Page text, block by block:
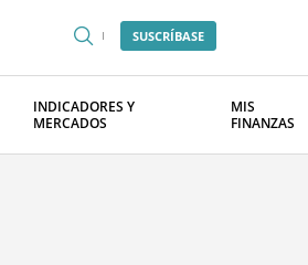
SUSCRÍBASE
INDICADORES Y
MERCADOS
MIS
FINANZAS